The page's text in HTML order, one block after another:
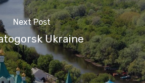
Next Post
Ukraine